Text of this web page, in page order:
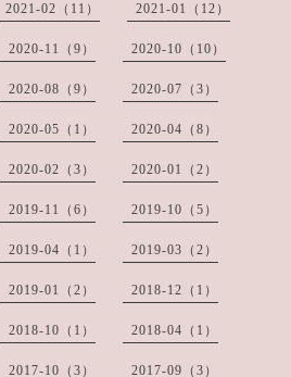
2021-02（11） 2021-01（12）
2020-11（9） 2020-10（10）
2020-08（9） 2020-07（3）
2020-05（1） 2020-04（8）
2020-02（3） 2020-01（2）
2019-11（6） 2019-10（5）
2019-04（1） 2019-03（2）
2019-01（2） 2018-12（1）
2018-10（1） 2018-04（1）
2017-10（3） 2017-09（3）